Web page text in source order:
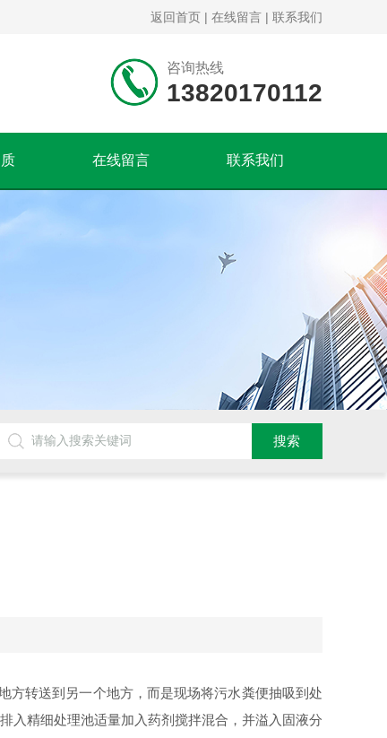
返回首页 | 在线留言 | 联系我们
咨询热线
13820170112
在线留言 联系我们
方转送到另一个地方，而是现场将污水粪便抽吸到处
入精细处理池适量加入药剂搅拌混合，并溢入固液分